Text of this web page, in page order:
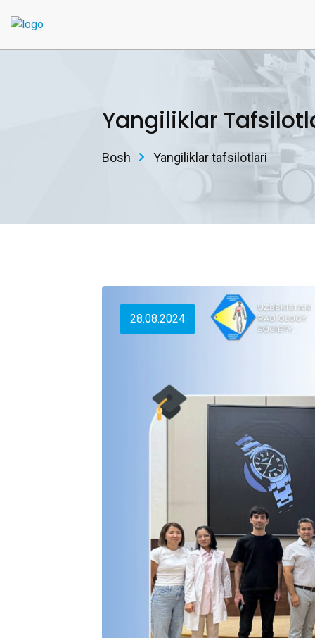
Yangiliklar
Bosh Yangiliklar tafsilotlari
28.08.2024